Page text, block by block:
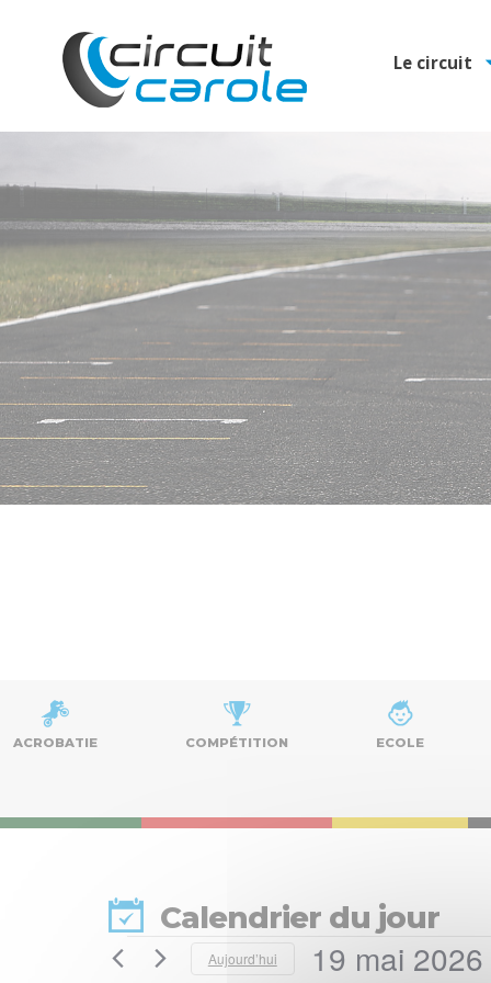
Le circuit
ACROBATIE COMPÉTITION ECOLE
Calendrier du jour
Évènements
Aujourd’hui 19 mai 2026